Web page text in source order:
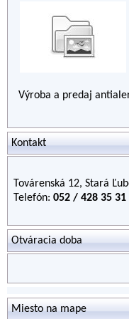
Výroba a predaj
Kontakt
Továrenská 12, Stará
Telefón: 052 / 428 35 31
Otváracia doba
Miesto na mape